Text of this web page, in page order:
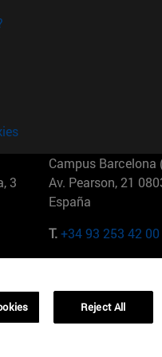
3
Campus Barcelona
Av. Pearson, 21
España
T.+34 93 253 42 00
01321001 Bela
Reject All